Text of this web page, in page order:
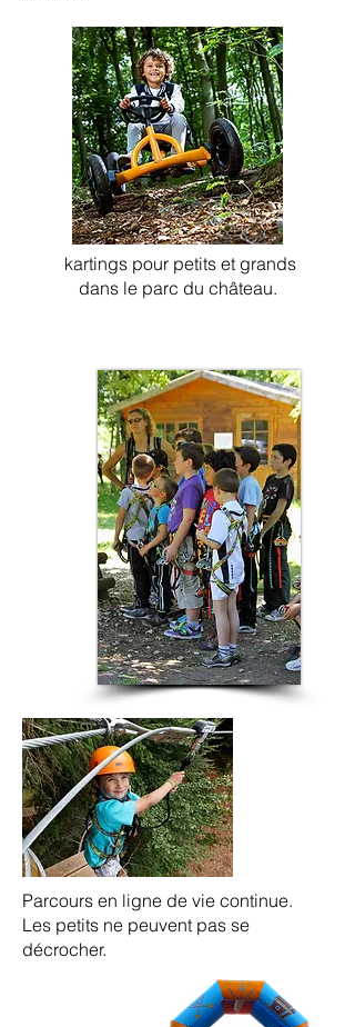
kartings pour petits et grands
dans le parc du château.
Parcours en ligne de vie continue.
Les petits ne peuvent pas se
décrocher.